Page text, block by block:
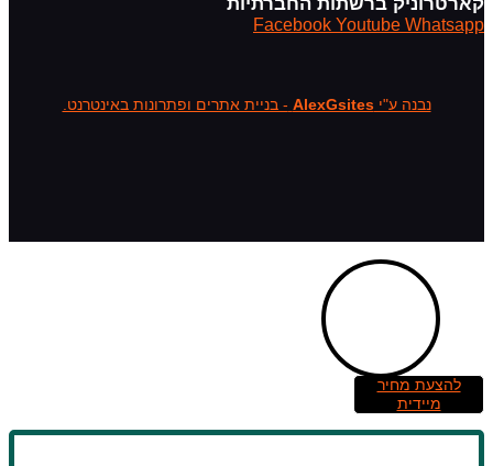
קארטרוניק ברשתות החברתיות
Facebook Youtube Whatsapp
נבנה ע"יAlexGsites - בניית אתרים ופתרונות באינטרנט.
להצעת מחיר
מיידית